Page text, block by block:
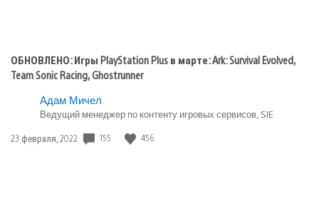
ОБНОВЛЕНО: Игры PlayStation Plus в марте: Ark: Survival Evolved,
Team Sonic Racing, Ghostrunner
Адам Мичел
Ведущий менеджер по контенту игровых сервисов, SIE
Дата
23 февраля, 2022 155 456